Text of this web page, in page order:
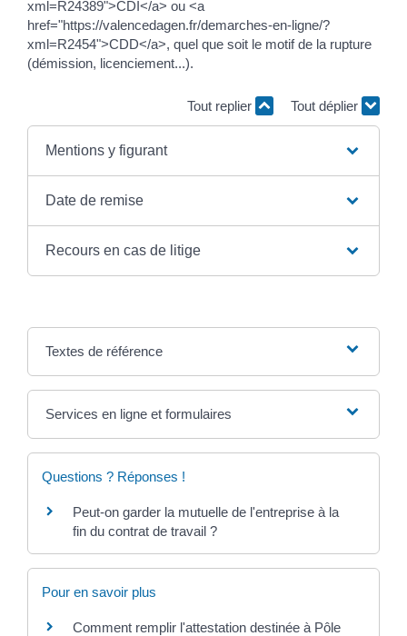
xml=R24389">CDI</a> ou <a
href="https://valencedagen.fr/demarches-en-ligne/?
xml=R2454">CDD</a>, quel que soit le motif de la rupture
(démission, licenciement...).
Tout replier Tout déplier
Mentions y figurant
Date de remise
Recours en cas de litige
Textes de référence
Services en ligne et formulaires
Questions ? Réponses !
Peut-on garder la mutuelle de l'entreprise à la
fin du contrat de travail ?
Pour en savoir plus
Comment remplir l'attestation destinée à Pôle